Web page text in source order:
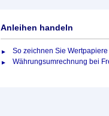
Anleihen handeln
So zeichnen Sie
Währungsumrechnung bei